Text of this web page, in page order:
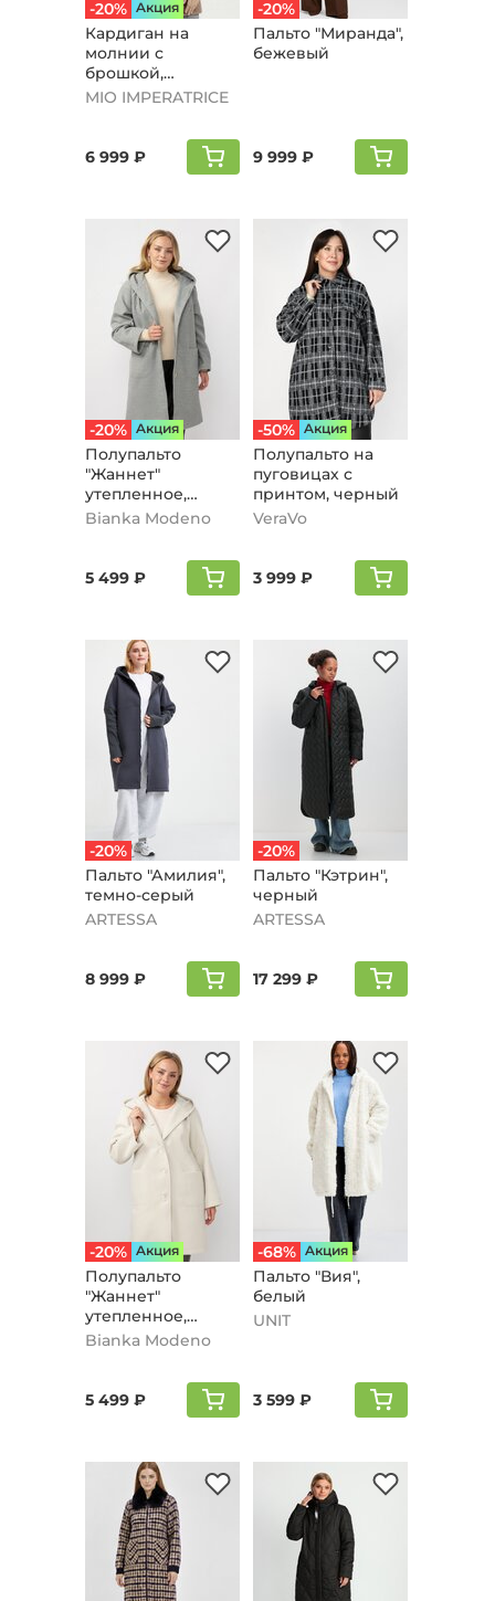
-20% Aкция
Кардиган на
молнии с
брошкой,
бежевый
MIO IMPERATRICE
6 999 ₽
-20%
Пальто "Мирaнда",
бежевый
9 999 ₽
-20% Aкция
Полупальто
"Жаннет"
утепленное,
серый
Bianka Modeno
5 499 ₽
-50% Aкция
Полупальто на
пуговицах с
принтом, черный
VeraVo
3 999 ₽
-20%
Пальто "Амилия",
темно-серый
ARTESSA
8 999 ₽
-20%
Пальто "Кэтрин",
черный
ARTESSA
17 299 ₽
-20% Aкция
Полупальто
"Жаннет"
утепленное,
молочный
Bianka Modeno
5 499 ₽
-68% Aкция
Пальто "Вия",
белый
UNIT
3 599 ₽